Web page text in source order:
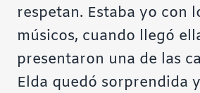
respetan. Estaba yo con
músicos, cuando llegó
presentaron una de las
Elda quedó sorprendida